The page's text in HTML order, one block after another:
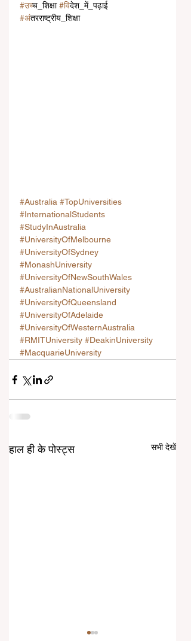
#उच्च_शिक्षा #विदेश_में_पढ़ाई
#अंतरराष्ट्रीय_शिक्षा
#Australia #TopUniversities
#InternationalStudents
#StudyInAustralia
#UniversityOfMelbourne
#UniversityOfSydney
#MonashUniversity
#UniversityOfNewSouthWales
#AustralianNationalUniversity
#UniversityOfQueensland
#UniversityOfAdelaide
#UniversityOfWesternAustralia
#RMITUniversity #DeakinUniversity
#MacquarieUniversity
हाल ही के पोस्ट्स सभी देखें